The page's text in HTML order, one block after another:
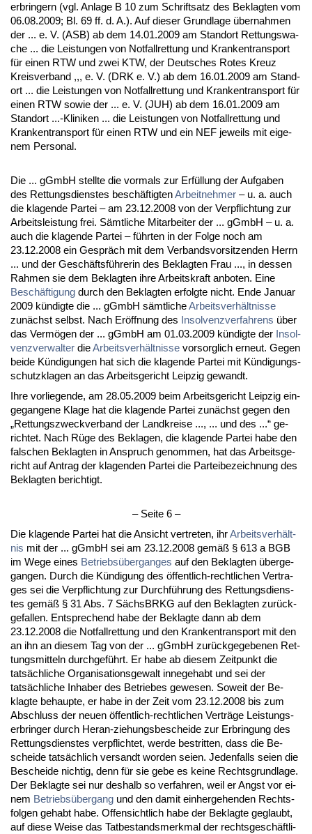
er­brin­gern (vgl. An­la­ge B 10 zum Schrift­satz des Be­klag­ten vom
06.08.2009; Bl. 69 ff. d. A.). Auf die­ser Grund­la­ge über­nah­men
der ... e. V. (ASB) ab dem 14.01.2009 am Stand­ort Ret­tungs­wa­
che ... die Leis­tun­gen von Not­fall­ret­tung und Kran­ken­trans­port
für ei­nen RTW und zwei KTW, der Deut­sches Ro­tes Kreuz
Kreis­ver­band ,,, e. V. (DRK e. V.) ab dem 16.01.2009 am Stand­
ort ... die Leis­tun­gen von Not­fall­ret­tung und Kran­ken­trans­port für
ei­nen RTW so­wie der ... e. V. (JUH) ab dem 16.01.2009 am
Stand­ort ...-Kli­ni­ken ... die Leis­tun­gen von Not­fall­ret­tung und
Kran­ken­trans­port für ei­nen RTW und ein NEF je­weils mit ei­ge­
nem Per­so­nal.
Die ... gGmbH stell­te die vor­mals zur Erfüllung der Auf­ga­ben
des Ret­tungs­diens­tes beschäftig­tenAr­beit­neh­mer – u. a. auch
die kla­gen­de Par­tei – am 23.12.2008 von der Ver­pflich­tung zur
Ar­beits­leis­tung frei. Sämt­li­che Mit­ar­bei­ter der ... gGmbH – u. a.
auch die kla­gen­de Par­tei – führ­ten in der Fol­ge noch am
23.12.2008 ein Gespräch mit dem Ver­bands­vor­sit­zen­den Herrn
... und der Geschäftsführe­rin des Be­klag­ten Frau ..., in des­sen
Rah­men sie dem Be­klag­ten ih­re Ar­beits­kraft an­bo­ten. Ei­ne
Beschäfti­gung durch den Be­klag­ten er­folg­te nicht. En­de Ja­nu­ar
2009 kündig­te die ... gGmbH sämt­li­cheAr­beits­verhält­nis­se
zunächst selbst. Nach Eröff­nung des In­sol­venz­ver­fah­rens über
das Vermögen der ... gGmbH am 01.03.2009 kündig­te der In­sol­
venz­ver­wal­ter dieAr­beits­verhält­nis­se vor­sorg­lich er­neut. Ge­gen
bei­de Kündi­gun­gen hat sich die kla­gen­de Par­tei mit Kündi­gungs­
schutz­kla­gen an das Ar­beits­ge­richt Leip­zig ge­wandt.
Ih­re vor­lie­gen­de, am 28.05.2009 beim Ar­beits­ge­richt Leip­zig ein­
ge­gan­ge­ne Kla­ge hat die kla­gen­de Par­tei zunächst ge­gen den
„Ret­tungs­zweck­ver­band der Land­krei­se ..., ... und des ...“ ge­
rich­tet. Nach Rüge des Be­kla­gen, die kla­gen­de Par­tei ha­be den
fal­schen Be­klag­ten in An­spruch ge­nom­men, hat das Ar­beits­ge­
richt auf An­trag der kla­gen­den Par­tei die Par­tei­be­zeich­nung des
Be­klag­ten be­rich­tigt.
– Sei­te 6 –
Die kla­gen­de Par­tei hat die An­sicht ver­tre­ten, ihrAr­beits­verhält­
nis mit der ... gGmbH sei am 23.12.2008 gemäß § 613 a BGB
im We­ge ei­nes Be­triebsüber­g­an­ges auf den Be­klag­ten über­ge­
gan­gen. Durch die Kündi­gung des öffent­lich-recht­li­chen Ver­tra­
ges sei die Ver­pflich­tung zur Durchführung des Ret­tungs­diens­
tes gemäß § 31 Abs. 7 Sächs­BRKG auf den Be­klag­ten zurück­
ge­fal­len. Ent­spre­chend ha­be der Be­klag­te dann ab dem
23.12.2008 die Not­fall­ret­tung und den Kran­ken­trans­port mit den
an ihn an die­sem Tag von der ... gGmbH zurück­ge­ge­be­nen Ret­
tungs­mit­teln durch­geführt. Er ha­be ab die­sem Zeit­punkt die
tatsächli­che Or­ga­ni­sa­ti­ons­ge­walt in­ne­ge­habt und sei der
tatsächli­che In­ha­ber des Be­trie­bes ge­we­sen. So­weit der Be­
klag­te be­haup­te, er ha­be in der Zeit vom 23.12.2008 bis zum
Ab­schluss der neu­en öffent­lich-recht­li­chen Verträge Leis­tungs­
er­brin­ger durch Her­an-zie­hungs­be­schei­de zur Er­brin­gung des
Ret­tungs­diens­tes ver­pflich­tet, wer­de be­strit­ten, dass die Be­
schei­de tatsächlich ver­sandt wor­den sei­en. Je­den­falls sei­en die
Be­schei­de nich­tig, denn für sie ge­be es kei­ne Rechts­grund­la­ge.
Der Be­klag­te sei nur des­halb so ver­fah­ren, weil er Angst vor ei­
nem Be­triebsüber­gang und den da­mit ein­her­ge­hen­den Rechts­
fol­gen ge­habt ha­be. Of­fen­sicht­lich ha­be der Be­klag­te ge­glaubt,
auf die­se Wei­se das Tat­be­stands­merk­mal der rechts­geschäft­li­